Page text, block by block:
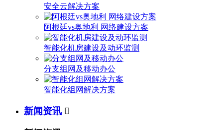
安全云解决方案
阿根廷vs奥地利 网络建设方案
智能化机房建设及动环监测
分支组网及移动办公
智能化组网解决方案
新闻资讯 